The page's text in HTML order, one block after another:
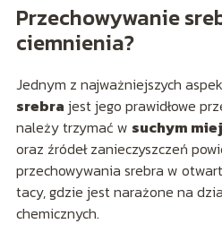
Przechowywanie
ciemnienia?
Jednym z najważniejszych
srebra jest jego prawidłowe
należy trzymać w suchym
oraz źródeł zanieczyszczeń
przechowywania srebra w
tacy, gdzie jest narażone na
chemicznych.